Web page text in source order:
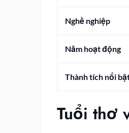
Nghề nghiệp
Năm hoạt động
Thành tích nổi
Tuổi thơ